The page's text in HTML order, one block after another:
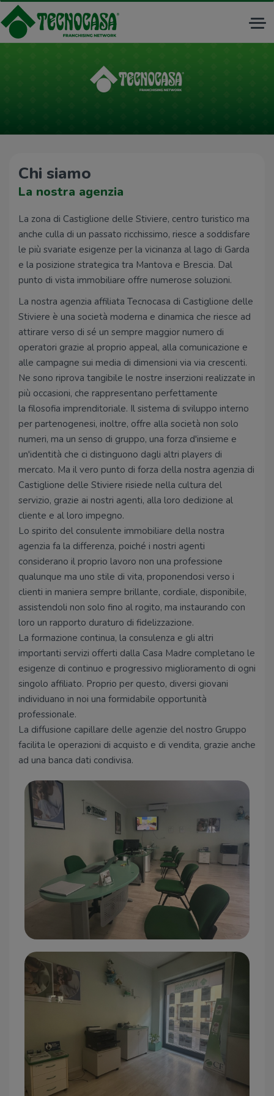
Chi siamo
La nostra agenzia
La zona di Castiglione delle Stiviere, centro turistico ma
anche culla di un passato ricchissimo, riesce a soddisfare
le più svariate esigenze per la vicinanza al lago di Garda
e la posizione strategica tra Mantova e Brescia. Dal
punto di vista immobiliare offre numerose soluzioni.
La nostra agenzia affiliata Tecnocasa di Castiglione delle
Stiviere è una società moderna e dinamica che riesce ad
attirare verso di sé un sempre maggior numero di
operatori grazie al proprio appeal, alla comunicazione e
alle campagne sui media di dimensioni via via crescenti.
Ne sono riprova tangibile le nostre inserzioni realizzate in
più occasioni, che rappresentano perfettamente
la filosofia imprenditoriale. Il sistema di sviluppo interno
per partenogenesi, inoltre, offre alla società non solo
numeri, ma un senso di gruppo, una forza d'insieme e
un'identità che ci distinguono dagli altri players di
mercato. Ma il vero punto di forza della nostra agenzia di
Castiglione delle Stiviere risiede nella cultura del
servizio, grazie ai nostri agenti, alla loro dedizione al
cliente e al loro impegno.
Lo spirito del consulente immobiliare della nostra
agenzia fa la differenza, poiché i nostri agenti
considerano il proprio lavoro non una professione
qualunque ma uno stile di vita, proponendosi verso i
clienti in maniera sempre brillante, cordiale, disponibile,
assistendoli non solo fino al rogito, ma instaurando con
loro un rapporto duraturo di fidelizzazione.
La formazione continua, la consulenza e gli altri
importanti servizi offerti dalla Casa Madre completano le
esigenze di continuo e progressivo miglioramento di ogni
singolo affiliato. Proprio per questo, diversi giovani
individuano in noi una formidabile opportunità
professionale.
La diffusione capillare delle agenzie del nostro Gruppo
facilita le operazioni di acquisto e di vendita, grazie anche
ad una banca dati condivisa.